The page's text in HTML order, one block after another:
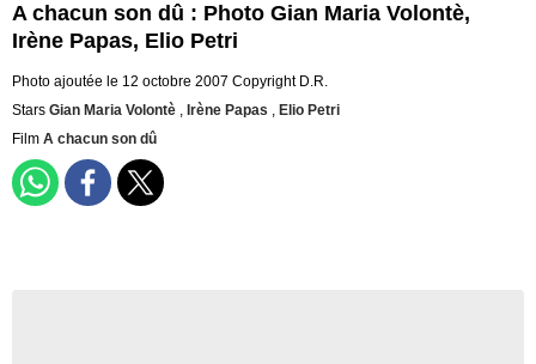
A chacun son dû : Photo Gian Maria Volontè,
Irène Papas, Elio Petri
Photo ajoutée le 12 octobre 2007 Copyright D.R.
Stars Gian Maria Volontè , Irène Papas , Elio Petri
Film A chacun son dû